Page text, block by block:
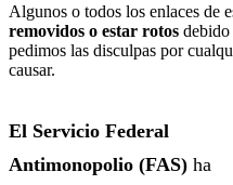
Algunos o todos los enlaces de
removidos o estar rotos debido
pedimos las disculpas por
causar.
El Servicio Federal
Antimonopolio (FAS) ha